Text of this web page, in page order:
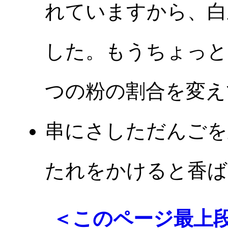
れていますから、
した。もうちょっ
つの粉の割合を変
串にさしただんご
たれをかけると香
＜このページ最